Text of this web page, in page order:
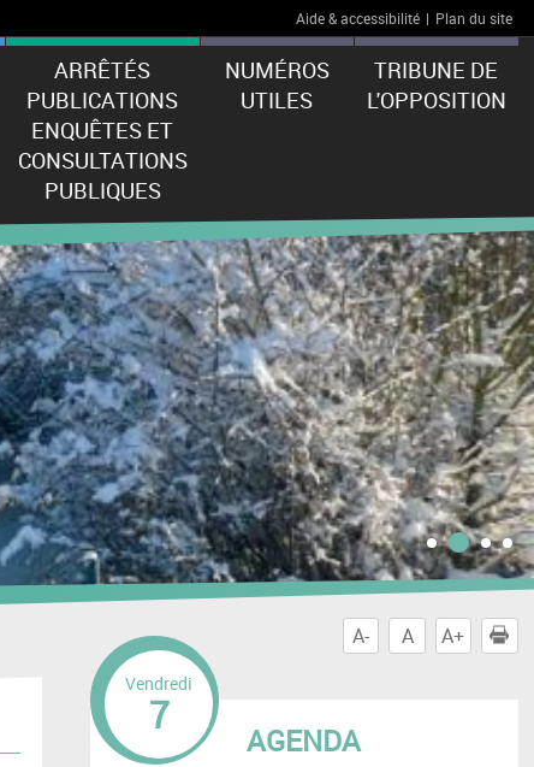
Aide & accessibilité | Plan du site
ARRÊTÉS
PUBLICATIONS
ENQUÊTES ET
CONSULTATIONS
PUBLIQUES
NUMÉROS
UTILES
TRIBUNE DE
L'OPPOSITION
A- A A+
AGENDA
Vendredi
7